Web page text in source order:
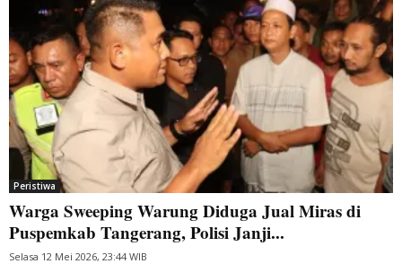
Peristiwa
Warga Sweeping Warung Diduga Jual Miras di
Puspemkab Tangerang, Polisi Janji...
Selasa 12 Mei 2026, 23:44 WIB